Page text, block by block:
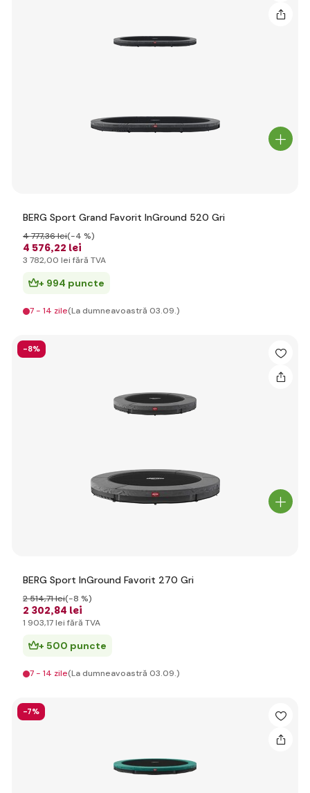
BERG Sport Grand Favorit InGround 520 Gri
4 576,22 lei
4 777,36 lei(-4 %)
3 782,00 lei fără TVA
+ 994 puncte
7 - 14 zile(La dumneavoastră 03.09.)
-8%
BERG Sport InGround Favorit 270 Gri
2 302,84 lei
2 514,71 lei(-8 %)
1 903,17 lei fără TVA
+ 500 puncte
7 - 14 zile(La dumneavoastră 03.09.)
-7%